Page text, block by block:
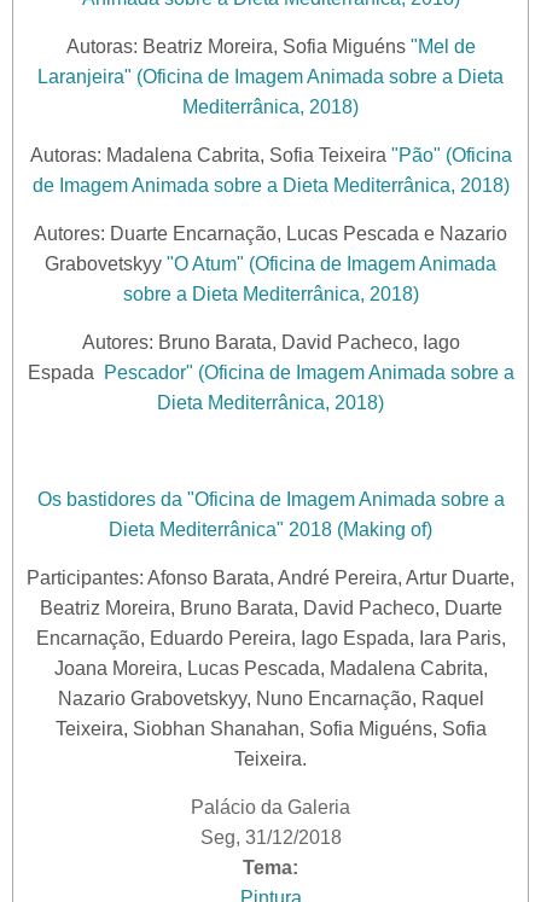
Autoras: Beatriz Moreira, Sofia Miguéns "Mel de
Laranjeira" (Oficina de Imagem Animada sobre a Dieta
Mediterrânica, 2018)
Autoras: Madalena Cabrita, Sofia Teixeira "Pão" (Oficina
de Imagem Animada sobre a Dieta Mediterrânica, 2018)
Autores: Duarte Encarnação, Lucas Pescada e Nazario
Grabovetskyy "O Atum" (Oficina de Imagem Animada
sobre a Dieta Mediterrânica, 2018)
Autores: Bruno Barata, David Pacheco, Iago
Espada
Pescador" (Oficina de Imagem Animada sobre a
Dieta Mediterrânica, 2018)
Os bastidores da "Oficina de Imagem Animada sobre a
Dieta Mediterrânica" 2018 (Making of)
Participantes: Afonso Barata, André Pereira, Artur Duarte,
Beatriz Moreira, Bruno Barata, David Pacheco, Duarte
Encarnação, Eduardo Pereira, Iago Espada, Iara Paris,
Joana Moreira, Lucas Pescada, Madalena Cabrita,
Nazario Grabovetskyy, Nuno Encarnação, Raquel
Teixeira, Siobhan Shanahan, Sofia Miguéns, Sofia
Teixeira.
Palácio da Galeria
Seg, 31/12/2018
Tema: